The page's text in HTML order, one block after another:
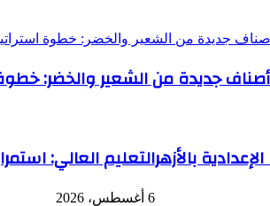
بالأزهرالتعليم العالي:
6 أغسطس، 2026